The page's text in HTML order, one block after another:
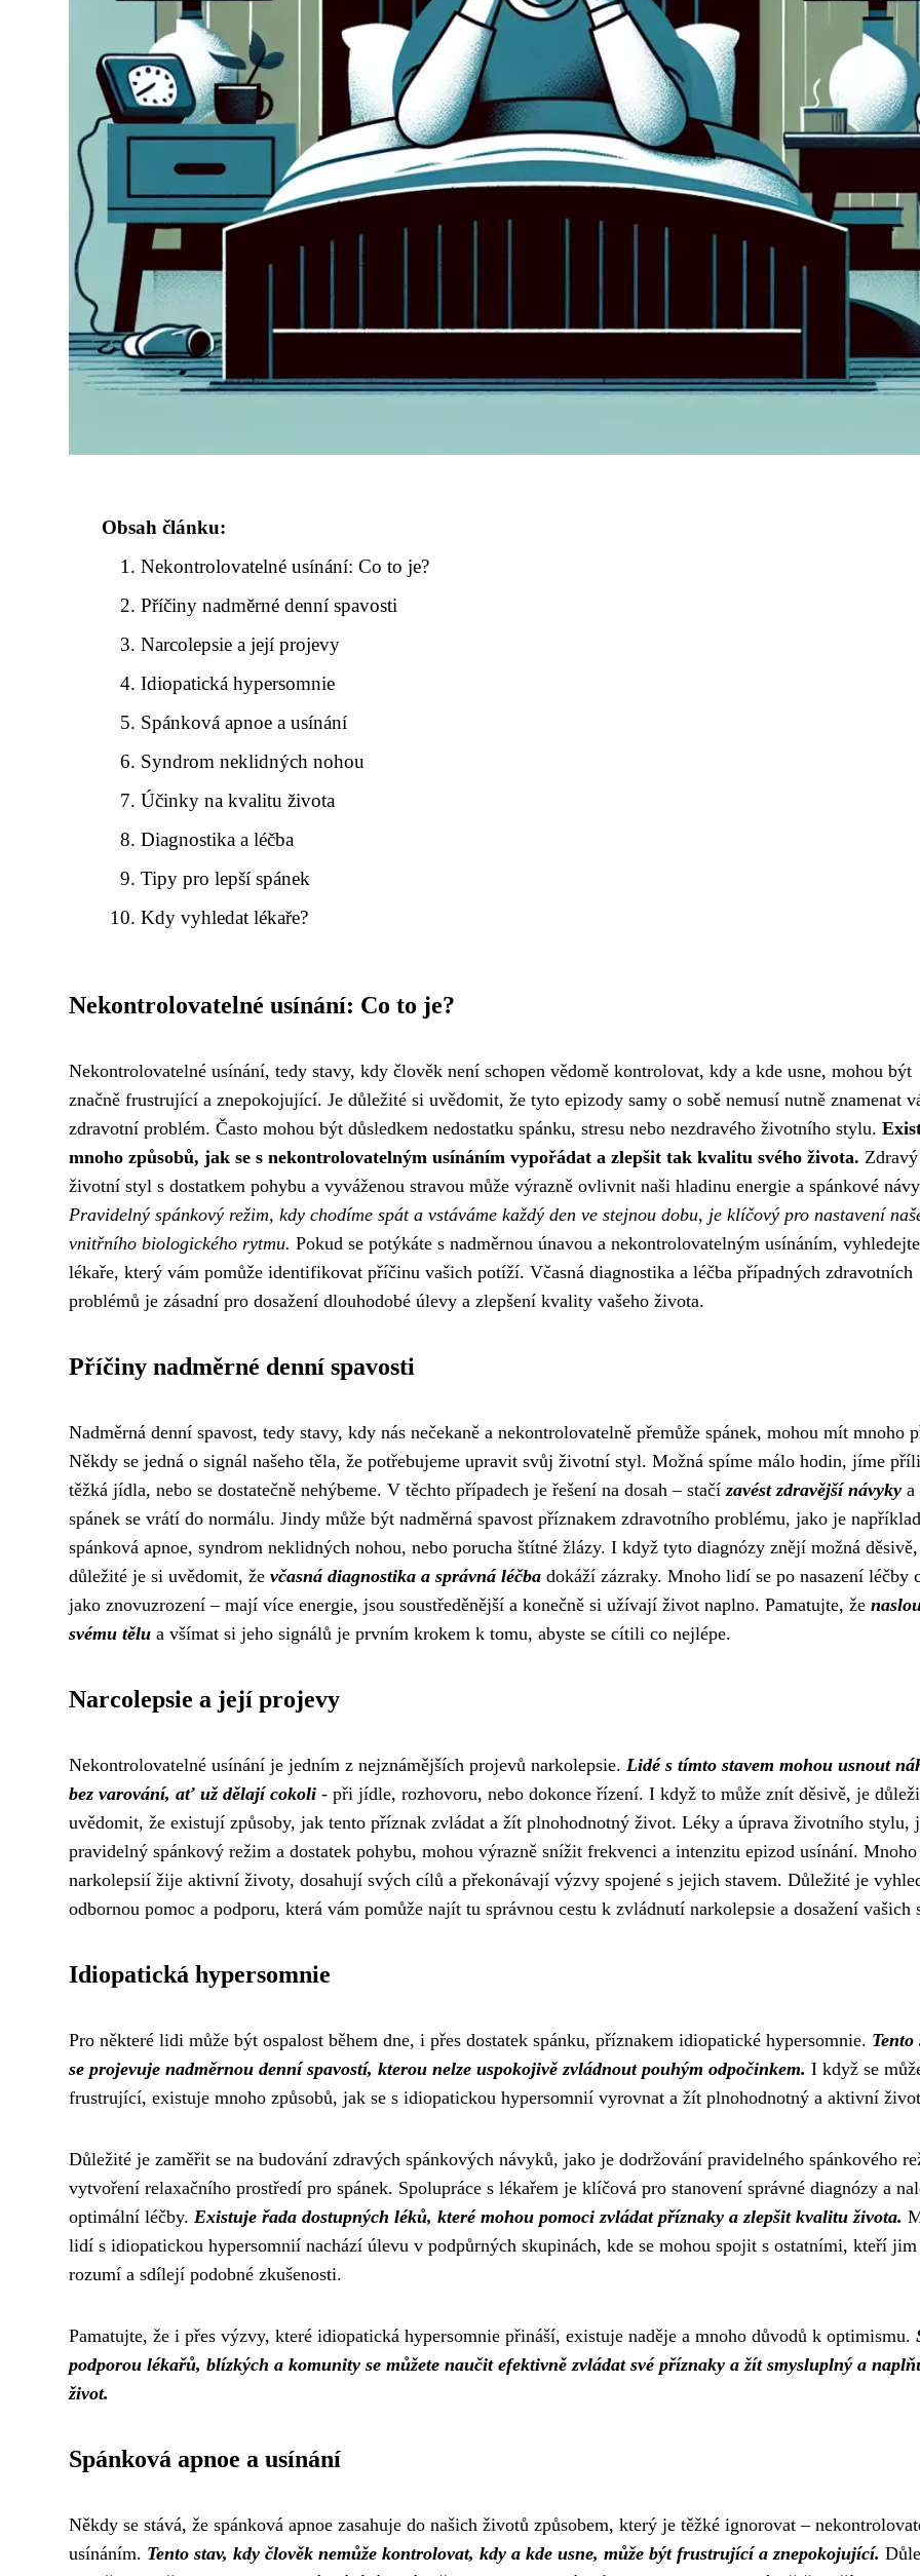
Obsah článku:
Nekontrolovatelné usínání: Co to je?
Příčiny nadměrné denní spavosti
Narcolepsie a její projevy
Idiopatická hypersomnie
Spánková apnoe a usínání
Syndrom neklidných nohou
Účinky na kvalitu života
Diagnostika a léčba
Tipy pro lepší spánek
Kdy vyhledat lékaře?
Nekontrolovatelné usínání: Co to je?
Nekontrolovatelné usínání, tedy stavy, kdy člověk není schopen vědomě kontrolovat, kdy a kde usne, mohou být
značně frustrující a znepokojující. Je důležité si uvědomit, že tyto epizody samy o sobě nemusí nutně znamenat
zdravotní problém. Často mohou být důsledkem nedostatku spánku, stresu nebo nezdravého životního stylu.
mnoho způsobů, jak se s nekontrolovatelným usínáním vypořádat a zlepšit tak kvalitu svého života. Zdravý
životní styl s dostatkem pohybu a vyváženou stravou může výrazně ovlivnit naši hladinu energie a spánkové
Pravidelný spánkový režim, kdy chodíme spát a vstáváme každý den ve stejnou dobu, je klíčový pro nastavení
vnitřního biologického rytmu. Pokud se potýkáte s nadměrnou únavou a nekontrolovatelným usínáním, vyhledejte
lékaře, který vám pomůže identifikovat příčinu vašich potíží. Včasná diagnostika a léčba případných zdravotních
problémů je zásadní pro dosažení dlouhodobé úlevy a zlepšení kvality vašeho života.
Příčiny nadměrné denní spavosti
Nadměrná denní spavost, tedy stavy, kdy nás nečekaně a nekontrolovatelně přemůže spánek, mohou mít mnoho
Někdy se jedná o signál našeho těla, že potřebujeme upravit svůj životní styl. Možná spíme málo hodin, jíme
těžká jídla, nebo se dostatečně nehýbeme. V těchto případech je řešení na dosah – stačízavést zdravější návyky a
spánek se vrátí do normálu. Jindy může být nadměrná spavost příznakem zdravotního problému, jako je například
spánková apnoe, syndrom neklidných nohou, nebo porucha štítné žlázy. I když tyto diagnózy znějí možná děsivě,
důležité je si uvědomit, že včasná diagnostika a správná léčba dokáží zázraky. Mnoho lidí se po nasazení léčby
jako znovuzrození – mají více energie, jsou soustředěnější a konečně si užívají život naplno. Pamatujte, že
svému tělu a všímat si jeho signálů je prvním krokem k tomu, abyste se cítili co nejlépe.
Narcolepsie a její projevy
Nekontrolovatelné usínání je jedním z nejznámějších projevů narkolepsie. Lidé s tímto stavem mohou usnout
bez varování, ať už dělají cokoli - při jídle, rozhovoru, nebo dokonce řízení. I když to může znít děsivě, je
uvědomit, že existují způsoby, jak tento příznak zvládat a žít plnohodnotný život. Léky a úprava životního stylu,
pravidelný spánkový režim a dostatek pohybu, mohou výrazně snížit frekvenci a intenzitu epizod usínání.
narkolepsií žije aktivní životy, dosahují svých cílů a překonávají výzvy spojené s jejich stavem. Důležité je
odbornou pomoc a podporu, která vám pomůže najít tu správnou cestu k zvládnutí narkolepsie a dosažení vašich
Idiopatická hypersomnie
Pro některé lidi může být ospalost během dne, i přes dostatek spánku, příznakem idiopatické hypersomnie. Tento
se projevuje nadměrnou denní spavostí, kterou nelze uspokojivě zvládnout pouhým odpočinkem. I když se
frustrující, existuje mnoho způsobů, jak se s idiopatickou hypersomnií vyrovnat a žít plnohodnotný a aktivní
Důležité je zaměřit se na budování zdravých spánkových návyků, jako je dodržování pravidelného spánkového
vytvoření relaxačního prostředí pro spánek. Spolupráce s lékařem je klíčová pro stanovení správné diagnózy a
optimální léčby. Existuje řada dostupných léků, které mohou pomoci zvládat příznaky a zlepšit kvalitu života.
lidí s idiopatickou hypersomnií nachází úlevu v podpůrných skupinách, kde se mohou spojit s ostatními, kteří jim
rozumí a sdílejí podobné zkušenosti.
Pamatujte, že i přes výzvy, které idiopatická hypersomnie přináší, existuje naděje a mnoho důvodů k optimismu.
podporou lékařů, blízkých a komunity se můžete naučit efektivně zvládat své příznaky a žít smysluplný a
život.
Spánková apnoe a usínání
Někdy se stává, že spánková apnoe zasahuje do našich životů způsobem, který je těžké ignorovat –
usínáním. Tento stav, kdy člověk nemůže kontrolovat, kdy a kde usne, může být frustrující a znepokojující.